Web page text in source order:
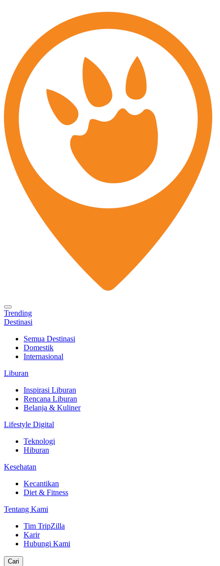
Trending
Destinasi
Semua Destinasi
Domestik
Internasional
Liburan
Inspirasi Liburan
Rencana Liburan
Belanja & Kuliner
Lifestyle Digital
Teknologi
Hiburan
Kesehatan
Kecantikan
Diet & Fitness
Tentang Kami
Tim TripZilla
Karir
Hubungi Kami
Cari